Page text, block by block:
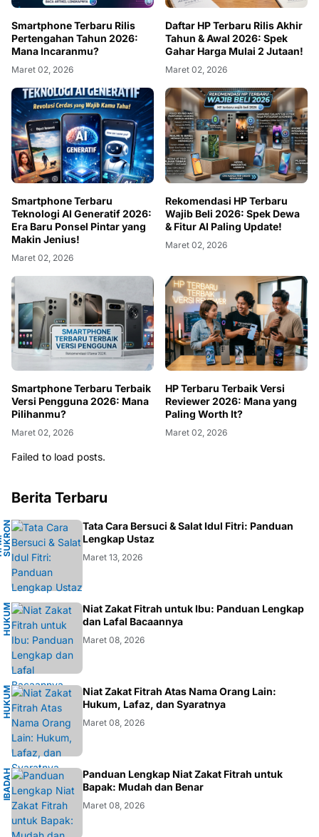
Smartphone Terbaru Rilis
Pertengahan Tahun 2026:
Mana Incaranmu?
Maret 02, 2026
Daftar HP Terbaru Rilis Akhir
Tahun & Awal 2026: Spek
Gahar Harga Mulai 2 Jutaan!
Maret 02, 2026
Smartphone Terbaru
Teknologi AI Generatif 2026:
Era Baru Ponsel Pintar yang
Makin Jenius!
Maret 02, 2026
Rekomendasi HP Terbaru
Wajib Beli 2026: Spek Dewa
& Fitur AI Paling Update!
Maret 02, 2026
Smartphone Terbaru Terbaik
Versi Pengguna 2026: Mana
Pilihanmu?
Maret 02, 2026
HP Terbaru Terbaik Versi
Reviewer 2026: Mana yang
Paling Worth It?
Maret 02, 2026
Failed to load posts.
Berita Terbaru
NA
Tata Cara Bersuci & Salat Idul Fitri: Panduan
Lengkap Ustaz
Maret 13, 2026
H
U
KU
M
I
S
L
AM
Niat Zakat Fitrah untuk Ibu: Panduan Lengkap
dan Lafal Bacaannya
Maret 08, 2026
H
U
KU
M
I
S
L
AM
Niat Zakat Fitrah Atas Nama Orang Lain:
Hukum, Lafaz, dan Syaratnya
Maret 08, 2026
I
B
A
DA
H
I
S
L
AM
Panduan Lengkap Niat Zakat Fitrah untuk
Bapak: Mudah dan Benar
Maret 08, 2026